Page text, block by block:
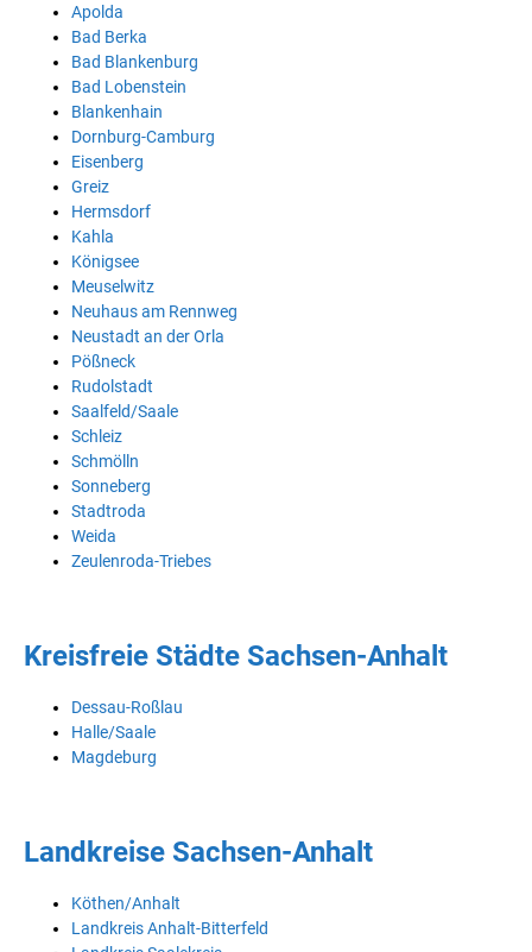
Apolda
Bad Berka
Bad Blankenburg
Bad Lobenstein
Blankenhain
Dornburg-Camburg
Eisenberg
Greiz
Hermsdorf
Kahla
Königsee
Meuselwitz
Neuhaus am Rennweg
Neustadt an der Orla
Pößneck
Rudolstadt
Saalfeld/Saale
Schleiz
Schmölln
Sonneberg
Stadtroda
Weida
Zeulenroda-Triebes
Kreisfreie Städte Sachsen-Anhalt
Dessau-Roßlau
Halle/Saale
Magdeburg
Landkreise Sachsen-Anhalt
Köthen/Anhalt
Landkreis Anhalt-Bitterfeld